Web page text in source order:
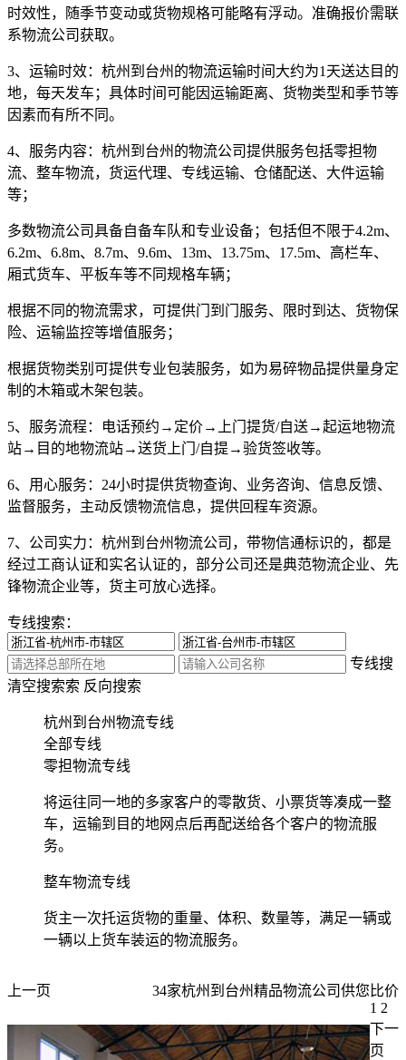
时效性，随季节变动或货物规格可能略有浮动。准确报价需联
系物流公司获取。
3、运输时效： 杭州到台州的物流运输时间大约为1天送达目的
地，每天发车；具体时间可能因运输距离、货物类型和季节等
因素而有所不同。
4、服务内容： 杭州到台州的物流公司提供服务包括零担物
流、整车物流，货运代理、专线运输、仓储配送、大件运输
等；
多数物流公司具备自备车队和专业设备；包括但不限于4.2m、
6.2m、6.8m、8.7m、9.6m、13m、13.75m、17.5m、高栏车、
厢式货车、平板车等不同规格车辆；
根据不同的物流需求，可提供门到门服务、限时到达、货物保
险、运输监控等增值服务；
根据货物类别可提供专业包装服务，如为易碎物品提供量身定
制的木箱或木架包装。
5、服务流程：
电话预约→定价→上门提货/自送→起运地物流
站→目的地物流站→送货上门/自提→验货签收等。
6、用心服务： 24小时提供货物查询、业务咨询、信息反馈、
监督服务，主动反馈物流信息，提供回程车资源。
7、公司实力： 杭州到台州物流公司，带物信通标识的，都是
经过工商认证和实名认证的，部分公司还是典范物流企业、先
锋物流企业等，货主可放心选择。
专线搜索：
专线搜
索 反向搜索
清空搜索
杭州到台州物流专线
全部专线
零担物流专线
将运往同一地的多家客户的零散货、小票货等凑成一整
车，运输到目的地网点后再配送给各个客户的物流服
务。
整车物流专线
货主一次托运货物的重量、体积、数量等，满足一辆或
一辆以上货车装运的物流服务。
34家杭州到台州精品物流公司供您比价
上一页
1 2
下一
页